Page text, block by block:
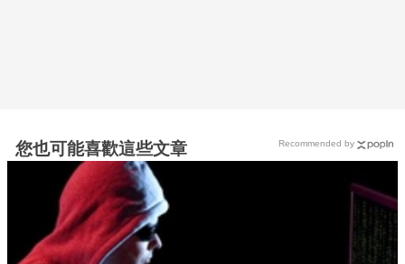
您也可能喜歡這些文章 Recommended by